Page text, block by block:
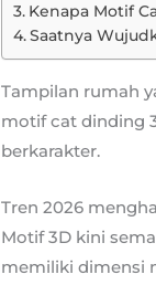
Kenapa Motif
Saatnya
Tampilan rumah
motif cat dinding
berkarakter.
Tren 2026
Motif 3D kini
memiliki dimensi